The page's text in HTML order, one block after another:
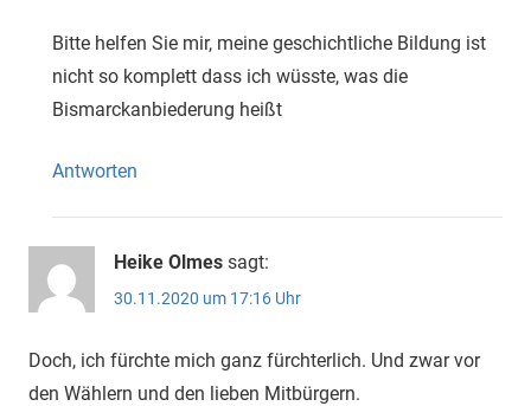
Bitte helfen Sie mir, meine geschichtliche Bildung ist
nicht so komplett dass ich wüsste, was die
Bismarckanbiederung heißt
Antworten
Heike Olmes sagt:
30.11.2020 um 17:16 Uhr
Doch, ich fürchte mich ganz fürchterlich. Und zwar vor
den Wählern und den lieben Mitbürgern.